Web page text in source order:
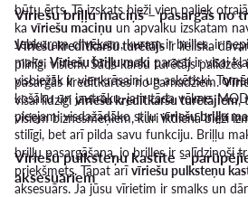
būtu ērts. Tā izskats bieži vien paliek
ka vīriešu maciņu un apvalku izskatam
Vīriešu kredītkaršu turētājsir lieliska
pilnīgi visiem. Šāds karšu turētājs
pasargās kredītkartes no garnadžiem.
visai līdzīgi vīriešu kredītkaršu turētājiem,
visiem biznesmeņiem, kuri ikdienā bieži
Vīriešu briļļu maciņš – pasargās no
Jebkuram cilvēkam, kuram ir brilles, ir
maks. Vīriešu briļļu maki parasti ir visai
visbiežāk ir vienkrāsaini un askētiski.
košāku un jautrāku, ja ir tāda vēlme.
pieejami visdažādāko stiluvīriešu briļļu
stilīgi, bet arī pilda savu funkciju. Briļļu
briļļu pasargāšana, jo brilles ir salīdzinoši
priekšmets. Tāpat arīvīriešu pulksteņu
aksesuārs. Ja jūsu vīrietim ir smalks un
Vīriešu pulksteņu kastīte –
aksesuāriem